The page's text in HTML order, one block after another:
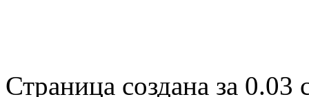
Страница создана за 0.03